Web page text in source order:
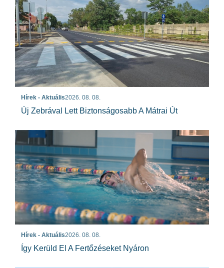
Hírek - Aktuális2026. 08. 08.
Új Zebrával Lett Biztonságosabb A Mátrai Út
Hírek - Aktuális2026. 08. 08.
Így Kerüld El A Fertőzéseket Nyáron